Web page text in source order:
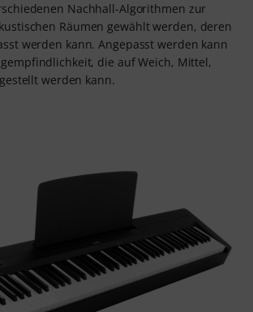
Nachhall-Algorithmen zur
Räumen gewählt werden, deren
werden kann. Angepasst werden kann
die auf Weich, Mittel,
werden kann.